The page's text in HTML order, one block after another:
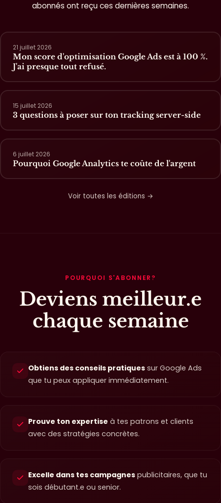
abonnés ont reçu ces dernières semaines.
21 juillet 2026
Mon score d'optimisation Google Ads est à 100 %.
J'ai presque tout refusé.
15 juillet 2026
3 questions à poser sur ton tracking server-side
6 juillet 2026
Pourquoi Google Analytics te coûte de l'argent
Voir toutes les éditions →
POURQUOI S'ABONNER?
Deviens meilleur.e
chaque semaine
Obtiens des conseils pratiques sur Google Ads
que tu peux appliquer immédiatement.
Prouve ton expertise à tes patrons et clients
avec des stratégies concrètes.
Excelle dans tes campagnes publicitaires, que tu
sois débutant.e ou senior.